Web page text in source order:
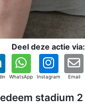
Deel deze actie via:
WhatsApp Instagram Email
stadium 2